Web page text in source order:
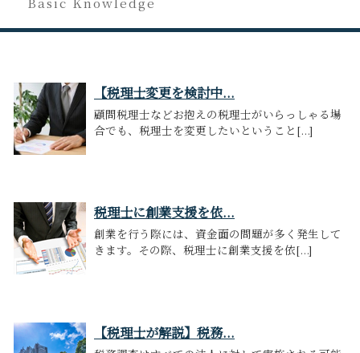
【税理士変更を検討中...
顧問税理士などお抱えの税理士がいらっしゃる場
合でも、税理士を変更したいということ[...]
税理士に創業支援を依...
創業を行う際には、資金面の問題が多く発生して
きます。その際、税理士に創業支援を依[...]
【税理士が解説】税務...